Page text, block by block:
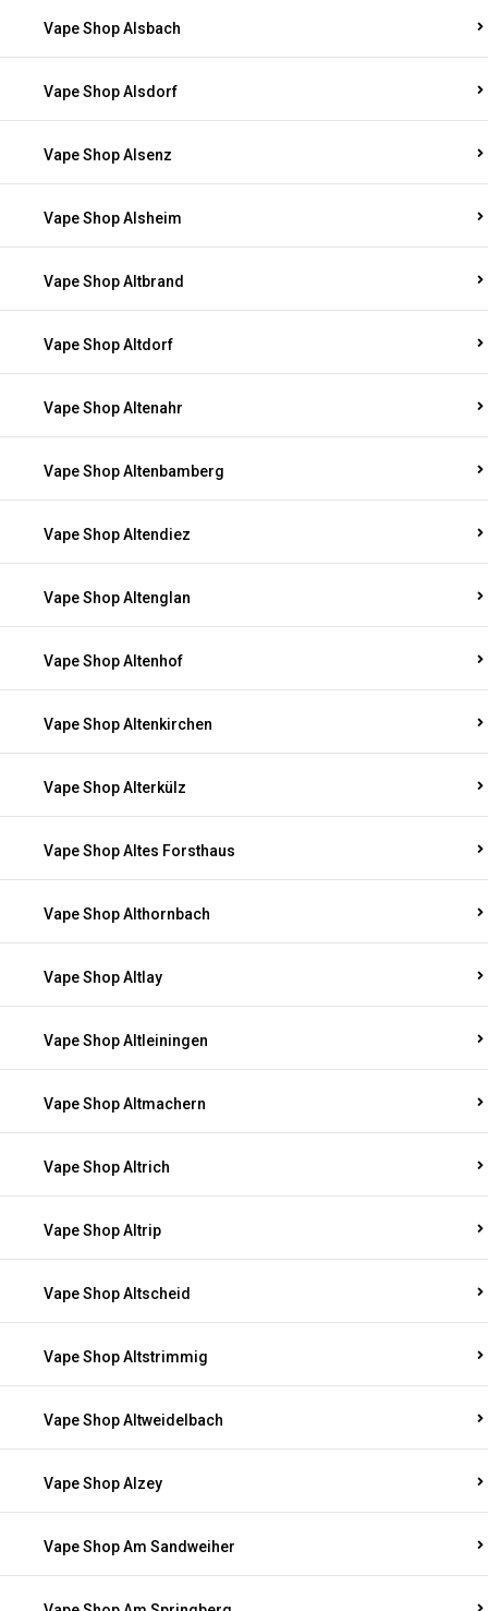
Vape Shop Alsbach
Vape Shop Alsdorf
Vape Shop Alsenz
Vape Shop Alsheim
Vape Shop Altbrand
Vape Shop Altdorf
Vape Shop Altenahr
Vape Shop Altenbamberg
Vape Shop Altendiez
Vape Shop Altenglan
Vape Shop Altenhof
Vape Shop Altenkirchen
Vape Shop Alterkülz
Vape Shop Altes Forsthaus
Vape Shop Althornbach
Vape Shop Altlay
Vape Shop Altleiningen
Vape Shop Altmachern
Vape Shop Altrich
Vape Shop Altrip
Vape Shop Altscheid
Vape Shop Altstrimmig
Vape Shop Altweidelbach
Vape Shop Alzey
Vape Shop Am Sandweiher